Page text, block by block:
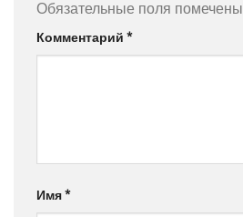
Обязательные поля помечены
Комментарий *
Имя*